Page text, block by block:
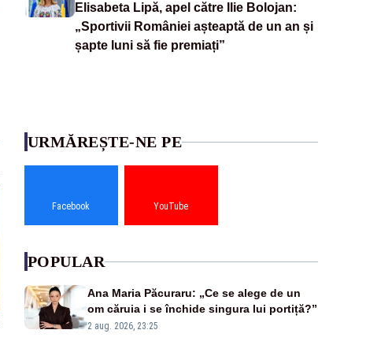
Elisabeta Lipă, apel către Ilie Bolojan:
„Sportivii României așteaptă de un an și
șapte luni să fie premiați”
URMĂREȘTE-NE PE
Facebook YouTube
POPULAR
Ana Maria Păcuraru: „Ce se alege de un
om căruia i se închide singura lui portiță?”
2 aug. 2026, 23:25